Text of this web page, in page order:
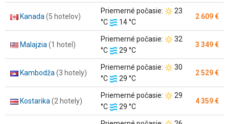
vody:
Kanada (5 hotelov)
Priemerné počasie:
Teplota
vzduchu:
23
°C
Teplota
vody:
14 °C
2 609 €
Malajzia (1 hotel)
Priemerné počasie:
Teplota
vzduchu:
32
°C
Teplota
vody:
29 °C
3 349 €
Kambodža (3 hotely)
Priemerné počasie:
Teplota
vzduchu:
30
°C
Teplota
vody:
29 °C
2 529 €
Kostarika (2 hotely)
Priemerné počasie:
Teplota
vzduchu:
29
°C
Teplota
vody:
29 °C
4 359 €